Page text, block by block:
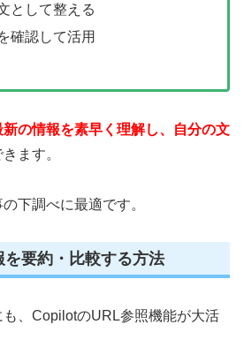
として整える
確認して活用
新の情報を素早く理解し、自分の文
きます。
下調べに最適です。
要約・比較する方法
、CopilotのURL参照機能が大活